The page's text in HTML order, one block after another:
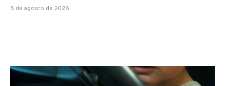
5 de agosto de 2026